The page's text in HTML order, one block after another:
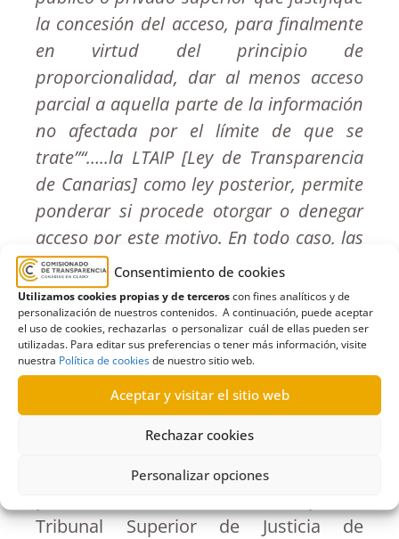
Consentimiento de cookies
Utilizamos cookies propias y de terceroscon fines analíticos y de
personalización de nuestros contenidos. A continuación, puede aceptar
el uso de cookies, rechazarlas o personalizar cuál de ellas pueden ser
utilizadas. Para editar sus preferencias o tener más información, visite
nuestra Política de cookiesde nuestro sitio web.
Aceptar y visitar el sitio web
Rechazar cookies
Personalizar opciones
la concesión del acceso, para finalmente
en virtud del principio de
proporcionalidad, dar al menos acceso
parcial a aquella parte de la información
no afectada por el límite de que se
trate”“…..la LTAIP [Ley de Transparencia
de Canarias] como ley posterior, permite
ponderar si procede otorgar o denegar
acceso por este motivo. En todo caso, las
declaraciones de confidencialidad que
puedan hacer los contratistas solo
vincular a la administración a respetarlas
en la medida en que el contenido de la
información protegida por estas
declaraciones tenga la calidad que
justifique la declaración”.
Ahora, en la sentencia dictada en el
Tribunal Superior de Justicia de